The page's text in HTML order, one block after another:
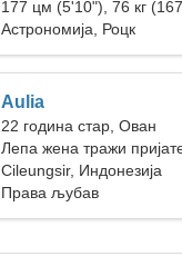
177 цм (5'10"), 76 кг
Астрономија, Роцк
Aulia
22 година стар, Ован
Лепа жена тражи
Cileungsir, Индонезија
Права љубав